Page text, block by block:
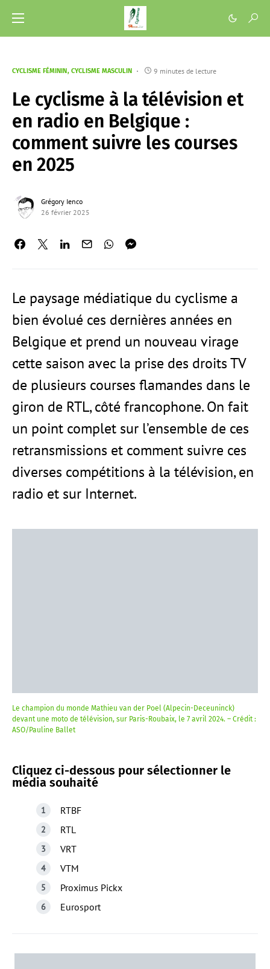
CYCLISME FÉMININ CYCLISME MASCULIN 9 minutes de lecture
Le cyclisme à la télévision et
en radio en Belgique :
comment suivre les courses
en 2025
Grégory Ienco
26 février 2025
Le paysage médiatique du cyclisme a
bien évolué ces dernières années en
Belgique et prend un nouveau virage
cette saison avec la prise des droits TV
de plusieurs courses flamandes dans le
giron de RTL, côté francophone. On fait
un point complet sur l’ensemble de ces
retransmissions et comment suivre ces
diverses compétitions à la télévision, en
radio et sur Internet.
Le champion du monde Mathieu van der Poel (Alpecin-Deceuninck)
devant une moto de télévision, sur Paris-Roubaix, le 7 avril 2024. – Crédit :
ASO/Pauline Ballet
Cliquez ci-dessous pour sélectionner le
média souhaité
RTBF
RTL
VRT
VTM
Proximus Pickx
Eurosport